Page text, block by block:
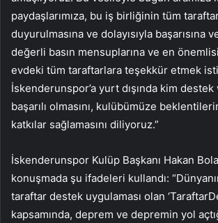
paydaşlarımıza, bu iş birliğinin tüm
duyurulmasına ve dolayısıyla başarısına
değerli basın mensuplarına ve en
evdeki tüm taraftarlara teşekkür etmek
İskenderunspor’a yurt dışında kim
başarılı olmasını, kulübümüze
katkılar sağlamasını diliyoruz.”
İskenderunspor Kulüp Başkanı Hakan
konuşmada şu ifadeleri kullandı:
taraftar destek uygulaması olan
kapsamında, deprem ve depremin yol